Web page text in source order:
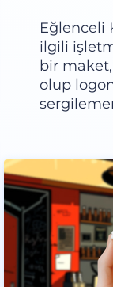
Eğlenceli
ilgili
bir
olup